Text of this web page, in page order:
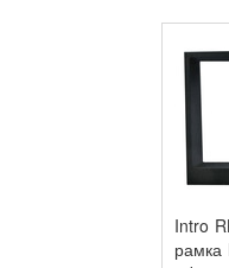
Intro
рамка